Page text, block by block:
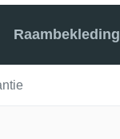
Raambekleding